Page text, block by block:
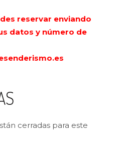
reservar enviando
datos y número de
cerradas para este